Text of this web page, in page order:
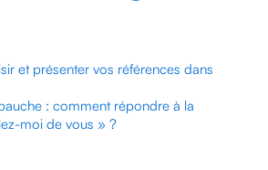
et présenter vos références dans
: comment répondre à la
moi de vous » ?